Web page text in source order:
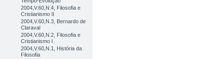
2004,V.60,N.4, Filosofia e
Cristianismo II
2004,V.60,N.3, Bernardo de
Claraval
2004,V.60,N.2, Filosofia e
Cristianismo I
2004,V.60,N.1, História da
Filosofia